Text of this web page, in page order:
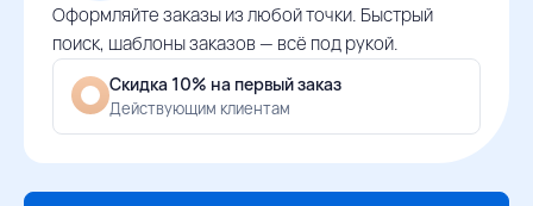
Оформляйте заказы из любой точки. Быстрый
поиск, шаблоны заказов — всё под рукой.
Скидка 10% на первый заказ
Действующим клиентам